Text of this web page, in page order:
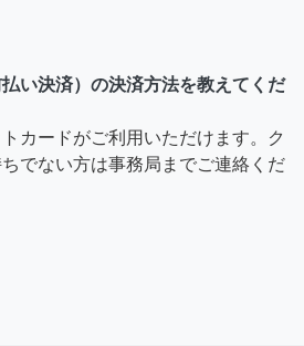
い決済）の決済方法を教えてくだ
カードがご利用いただけます。ク
でない方は事務局までご連絡くだ